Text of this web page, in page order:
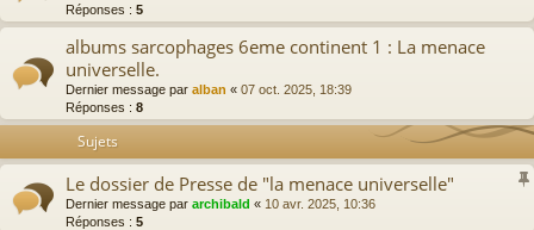
Réponses : 5
albums sarcophages 6eme continent 1 : La menace
universelle.
Dernier message par alban « 07 oct. 2025, 18:39
Réponses : 8
Sujets
Le dossier de Presse de "la menace universelle"
Dernier message par archibald « 10 avr. 2025, 10:36
Réponses : 5